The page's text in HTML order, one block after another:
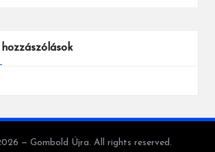
— Gombold Újra. All rights reserved.